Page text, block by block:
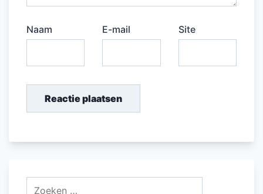
Naam E-mail Site
Zoeken